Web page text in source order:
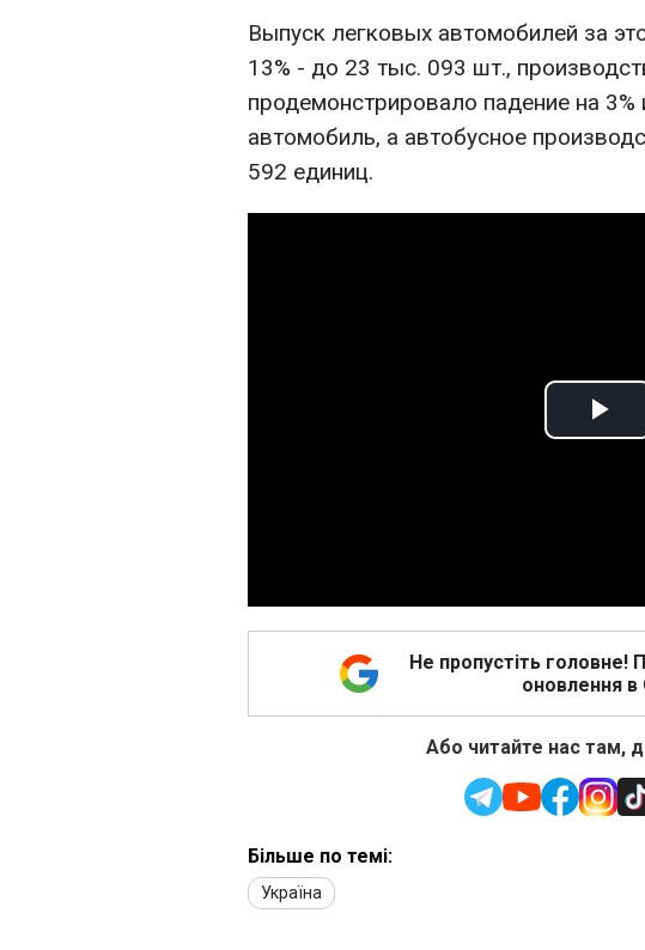
Выпуск легковых автомобилей за
13% - до 23 тыс. 093 шт.,
продемонстрировало падение на 3%
автомобиль, а автобусное
592 единиц.
Не пропустіть головне!
оновлення в
Або читайте нас там,
Більше по темі:
Україна